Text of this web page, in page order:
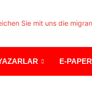
E-PAPER